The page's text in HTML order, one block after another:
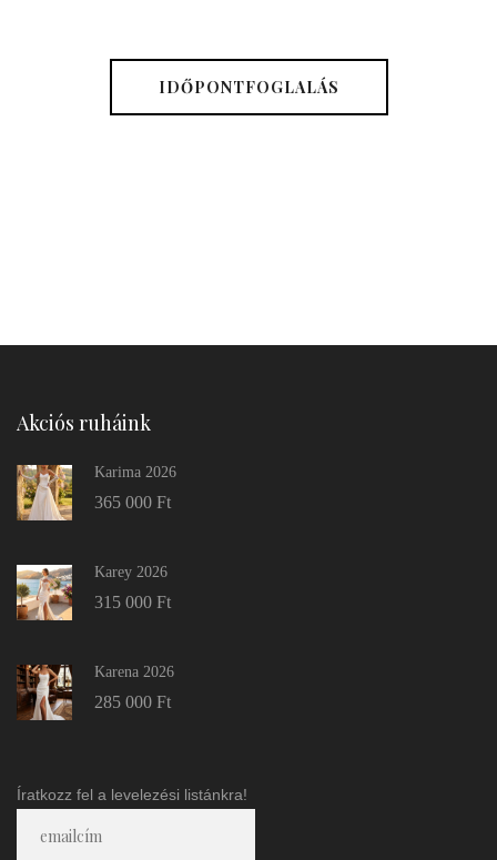
IDŐPONTFOGLALÁS
Akciós ruháink
Karima 2026
365 000 Ft
Karey 2026
315 000 Ft
Karena 2026
285 000 Ft
Íratkozz fel a levelezési listánkra!